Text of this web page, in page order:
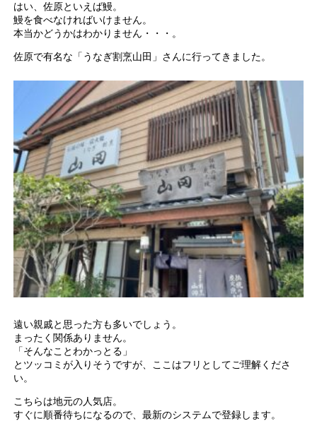
はい、佐原といえば鰻。
鰻を食べなければいけません。
本当かどうかはわかりません・・・。
佐原で有名な「うなぎ割烹山田」さんに行ってきました。
遠い親戚と思った方も多いでしょう。
まったく関係ありません。
「そんなことわかっとる」
とツッコミが入りそうですが、ここはフリとしてご理解くださ
い。
こちらは地元の人気店。
すぐに順番待ちになるので、最新のシステムで登録します。